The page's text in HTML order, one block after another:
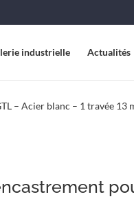
industrielle Actualités
– Acier blanc – 1 travée 13